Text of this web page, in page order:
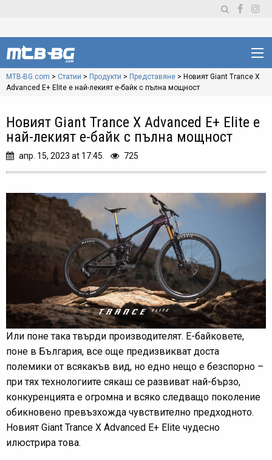
MTB-BG.com > Статии > Продукти > Представяне > Новият Giant Trance X
Advanced E+ Elite е най-лекият е-байк с пълна мощност
Новият Giant Trance X Advanced E+ Elite е
най-лекият е-байк с пълна мощност
апр. 15, 2023 at 17:45. 725
Или поне така твърди производителят. Е-байковете,
поне в България, все още предизвикват доста
полемики от всякакъв вид, но едно нещо е безспорно –
при тях технологиите сякаш се развиват най-бързо,
конкуренцията е огромна и всяко следващо поколение
обикновено превъзхожда чувствително предходното.
Новият Giant Trance X Advanced E+ Elite чудесно
илюстрира това.